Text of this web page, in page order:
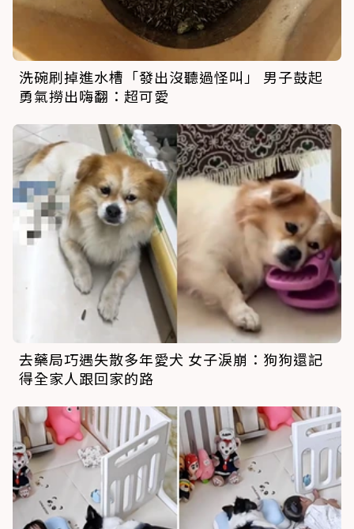
洗碗刷掉進水槽「發出沒聽過怪叫」 男子鼓起
勇氣撈出嗨翻：超可愛
去藥局巧遇失散多年愛犬 女子淚崩：狗狗還記
得全家人跟回家的路